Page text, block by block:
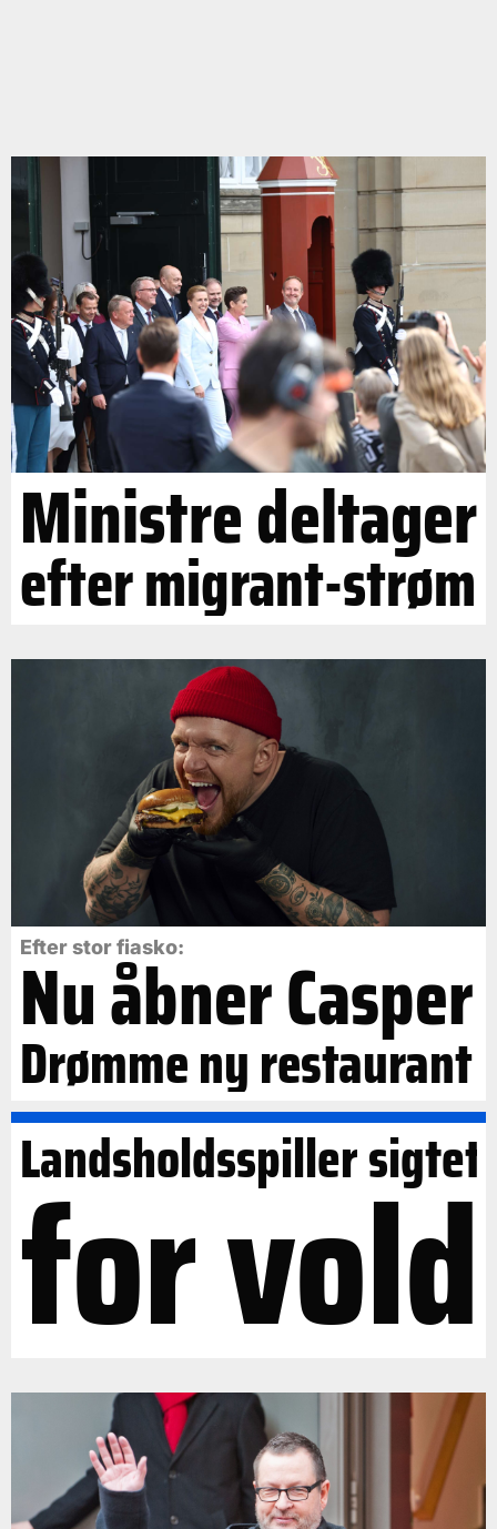
Ministre deltager
efter migrant-strøm
Efter stor fiasko:
Nu åbner Casper
Drømme ny restaurant
Landsholdsspiller sigtet
for vold